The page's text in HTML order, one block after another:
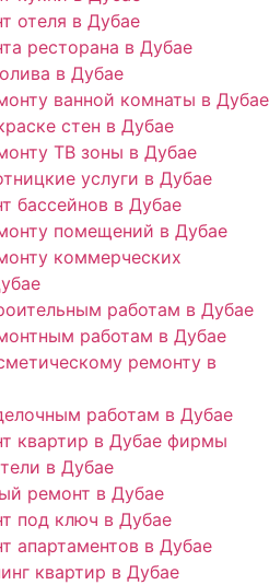
отеля в Дубае
ресторана в Дубае
в Дубае
ванной комнаты в Дубае
стен в Дубае
ТВ зоны в Дубае
услуги в Дубае
бассейнов в Дубае
помещений в Дубае
коммерческих
работам в Дубае
работам в Дубае
ремонту в
работам в Дубае
квартир в Дубае фирмы
в Дубае
ремонт в Дубае
под ключ в Дубае
апартаментов в Дубае
квартир в Дубае